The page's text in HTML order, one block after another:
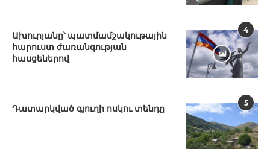
4
Ախուրյանը՝ պատմամշակութային
հարուստ ժառանգության
հասցեներով
5
Դատարկված գյուղի ոսկու տենդը